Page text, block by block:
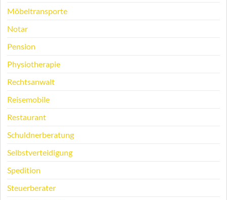
Möbeltransporte
Notar
Pension
Physiotherapie
Rechtsanwalt
Reisemobile
Restaurant
Schuldnerberatung
Selbstverteidigung
Spedition
Steuerberater